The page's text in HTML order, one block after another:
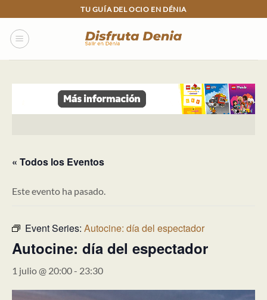
to
content
TU GUÍA DEL OCIO EN DÉNIA
« Todos los Eventos
Este evento ha pasado.
Event Series: Autocine: día del espectador
Autocine: día del espectador
1 julio @ 20:00- 23:30